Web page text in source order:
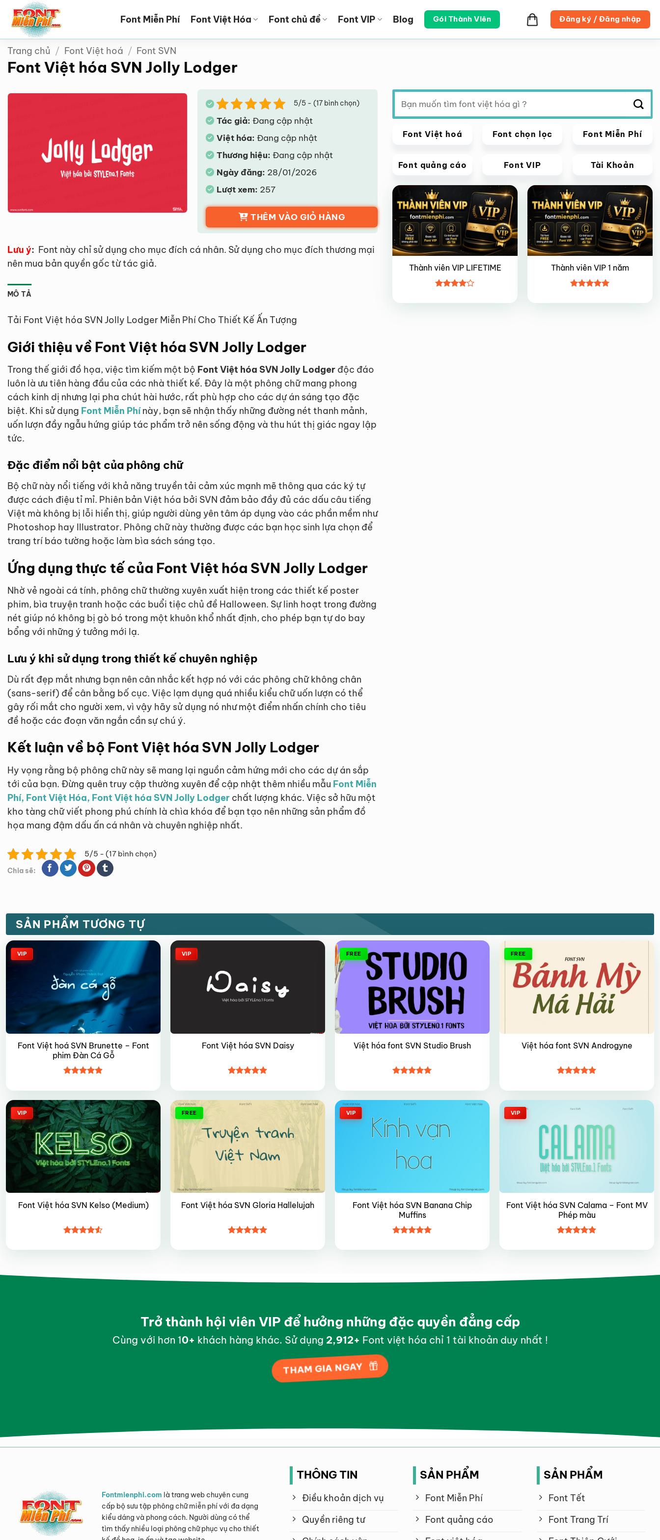
qua
dung
Font Miễn Phí Font Việt Hóa Font chủ đề Font VIP Blog Gói Thành Viên Đăng ký / Đăng nhập
Trang chủ / Font Việt hoá / Font SVN
Font Việt hóa SVN Jolly Lodger
5/5 - (17 bình chọn)
Tác giả: Đang cập nhật
Việt hóa: Đang cập nhật
Thương hiệu: Đang cập nhật
Ngày đăng: 28/01/2026
Lượt xem: 257
THÊM VÀO GIỎ HÀNG
Lưu ý: Font này chỉ sử dụng cho mục đích cá nhân. Sử dụng cho mục đích thương mại
nên mua bản quyền gốc từ tác giả.
MÔ TẢ
Tải Font Việt hóa SVN Jolly Lodger Miễn Phí Cho Thiết Kế Ấn Tượng
Giới thiệu về Font Việt hóa SVN Jolly Lodger
Trong thế giới đồ họa, việc tìm kiếm một bộ Font Việt hóa SVN Jolly Lodger độc đáo
luôn là ưu tiên hàng đầu của các nhà thiết kế. Đây là một phông chữ mang phong
cách kinh dị nhưng lại pha chút hài hước, rất phù hợp cho các dự án sáng tạo đặc
biệt. Khi sử dụng Font Miễn Phínày, bạn sẽ nhận thấy những đường nét thanh mảnh,
uốn lượn đầy ngẫu hứng giúp tác phẩm trở nên sống động và thu hút thị giác ngay lập
tức.
Đặc điểm nổi bật của phông chữ
Bộ chữ này nổi tiếng với khả năng truyền tải cảm xúc mạnh mẽ thông qua các ký tự
được cách điệu tỉ mỉ. Phiên bản Việt hóa bởi SVN đảm bảo đầy đủ các dấu câu tiếng
Việt mà không bị lỗi hiển thị, giúp người dùng yên tâm áp dụng vào các phần mềm như
Photoshop hay Illustrator. Phông chữ này thường được các bạn học sinh lựa chọn để
trang trí báo tường hoặc làm bìa sách sáng tạo.
Ứng dụng thực tế của Font Việt hóa SVN Jolly Lodger
Nhờ vẻ ngoài cá tính, phông chữ thường xuyên xuất hiện trong các thiết kế poster
phim, bìa truyện tranh hoặc các buổi tiệc chủ đề Halloween. Sự linh hoạt trong đường
nét giúp nó không bị gò bó trong một khuôn khổ nhất định, cho phép bạn tự do bay
bổng với những ý tưởng mới lạ.
Lưu ý khi sử dụng trong thiết kế chuyên nghiệp
Dù rất đẹp mắt nhưng bạn nên cân nhắc kết hợp nó với các phông chữ không chân
(sans-serif) để cân bằng bố cục. Việc lạm dụng quá nhiều kiểu chữ uốn lượn có thể
gây rối mắt cho người xem, vì vậy hãy sử dụng nó như một điểm nhấn chính cho tiêu
đề hoặc các đoạn văn ngắn cần sự chú ý.
Kết luận về bộ Font Việt hóa SVN Jolly Lodger
Hy vọng rằng bộ phông chữ này sẽ mang lại nguồn cảm hứng mới cho các dự án sắp
tới của bạn. Đừng quên truy cập thường xuyên để cập nhật thêm nhiều mẫu Font Miễn
Phí, Font Việt Hóa, Font Việt hóa SVN Jolly Lodger chất lượng khác. Việc sở hữu một
kho tàng chữ viết phong phú chính là chìa khóa để bạn tạo nên những sản phẩm đồ
họa mang đậm dấu ấn cá nhân và chuyên nghiệp nhất.
5/5 - (17 bình chọn)
Chia sẽ:
Tìm
kiếm:
Font Việt hoá Font chọn lọc Font Miễn Phí
Font quảng cáo Font VIP Tài Khoản
Giảm giá!
Thành viên VIP LIFETIME
xếp hạng
Giảm giá!
Thành viên VIP 1 năm
hạng55
SẢN PHẨM TƯƠNG TỰ
VIP
Font Việt hoá SVN Brunette – Font
phim Đàn Cá Gỗ
hạng4.95
VIP
Font Việt hóa SVN Daisy
hạng4.85
FREE
Việt hóa font SVN Studio Brush
hạng55
FREE
Việt hóa font SVN Androgyne
hạng55
VIP
Font Việt hóa SVN Kelso (Medium)
hạng4.5
FREE
Font Việt hóa SVN Gloria Hallelujah
hạng4.95
VIP
Font Việt hóa SVN Banana Chip
Muffins
hạng4.95
VIP
Font Việt hóa SVN Calama – Font MV
Phép màu
hạng55
Trở thành hội viên VIP để hưởng những đặc quyền đẳng cấp
Cùng với hơn 10+khách hàng khác. Sử dụng 2,998+ Font việt hóa chỉ 1 tài khoản duy nhất !
THAM GIA NGAY
Fontmienphi.com là trang web chuyên cung
cấp bộ sưu tập phông chữ miễn phí với đa dạng
kiểu dáng và phong cách. Người dùng có thể
tìm thấy nhiều loại phông chữ phục vụ cho thiết
THÔNG TIN
Điều khoản dịch vụ
Quyền riêng tư
SẢN PHẨM
Font Miễn Phí
Font quảng cáo
SẢN PHẨM
Font Tết
Font Trang Trí